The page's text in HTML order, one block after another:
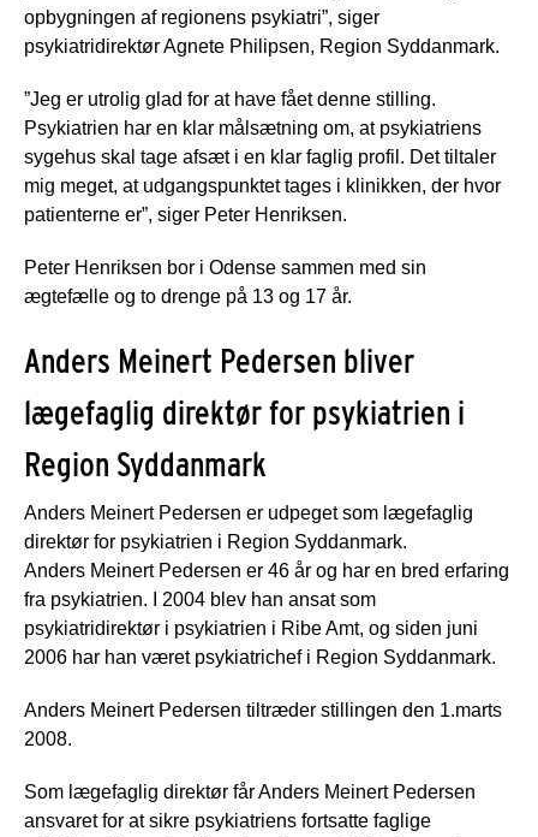
opbygningen af regionens psykiatri”, siger
psykiatridirektør Agnete Philipsen, Region Syddanmark.
”Jeg er utrolig glad for at have fået denne stilling.
Psykiatrien har en klar målsætning om, at psykiatriens
sygehus skal tage afsæt i en klar faglig profil. Det tiltaler
mig meget, at udgangspunktet tages i klinikken, der hvor
patienterne er”, siger Peter Henriksen.
Peter Henriksen bor i Odense sammen med sin
ægtefælle og to drenge på 13 og 17 år.
Anders Meinert Pedersen bliver
lægefaglig direktør for psykiatrien i
Region Syddanmark
Anders Meinert Pedersen er udpeget som lægefaglig
direktør for psykiatrien i Region Syddanmark.
Anders Meinert Pedersen er 46 år og har en bred erfaring
fra psykiatrien. I 2004 blev han ansat som
psykiatridirektør i psykiatrien i Ribe Amt, og siden juni
2006 har han været psykiatrichef i Region Syddanmark.
Anders Meinert Pedersen tiltræder stillingen den 1.marts
2008.
Som lægefaglig direktør får Anders Meinert Pedersen
ansvaret for at sikre psykiatriens fortsatte faglige